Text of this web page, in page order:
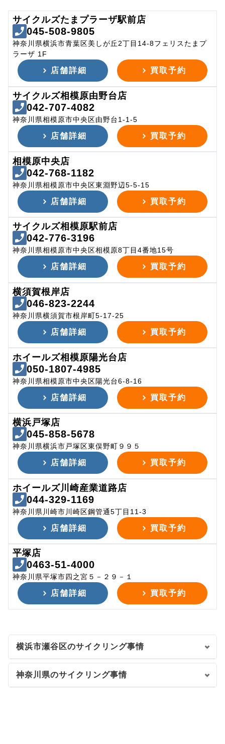
サイクルズたまプラーザ駅前店
045-508-9805
神奈川県横浜市青葉区美しが丘2丁目14-8フェリスたまプ
ラーザ 1F
店舗詳細 買取予約
サイクルズ相模原由野台店
042-707-4082
神奈川県相模原市中央区由野台1-1-5
店舗詳細 買取予約
相模原中央店
042-768-1182
神奈川県相模原市中央区東淵野辺5-5-15
店舗詳細 買取予約
サイクルズ相模原駅前店
042-776-3196
神奈川県相模原市中央区相模原8丁目4番地15号
店舗詳細 買取予約
横須賀根岸店
046-823-2244
神奈川県横須賀市根岸町5-17-25
店舗詳細 買取予約
ホイールズ相模原陽光台店
050-1807-4985
神奈川県相模原市中央区陽光台6-8-16
店舗詳細 買取予約
横浜戸塚店
045-858-5678
神奈川県横浜市戸塚区東俣野町９９５
店舗詳細 買取予約
ホイールズ川崎産業道路店
044-329-1169
神奈川県川崎市川崎区鋼管通5丁目11-3
店舗詳細 買取予約
平塚店
0463-51-4000
神奈川県平塚市四之宮５－２９－１
店舗詳細 買取予約
横浜市瀬谷区のサイクリング事情
神奈川県のサイクリング事情